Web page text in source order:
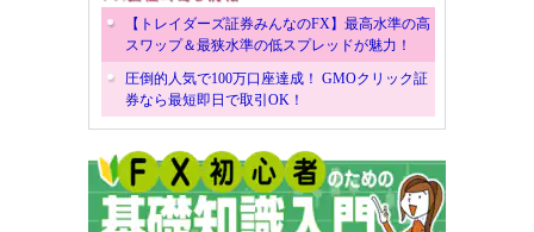
【トレイダーズ証券みんなのFX】最高水準の高
スワップ＆最狭水準の低スプレッドが魅力！
圧倒的人気で100万口座達成！ GMOクリック証
券なら最短即日で取引OK！